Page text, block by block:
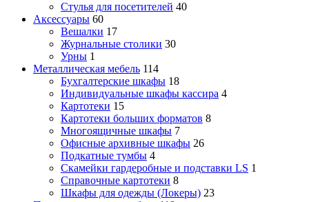
Стулья для посетителей 40
Аксессуары 60
Вешалки 17
Журнальные столики 30
Урны 1
Металлическая мебель 114
Бухгалтерские шкафы 18
Индивидуальные шкафы кассира 4
Картотеки 15
Картотеки больших форматов 8
Многоящичные шкафы 7
Офисные архивные шкафы 26
Подкатные тумбы 4
Скамейки гардеробные и подставки LS 1
Справочные картотеки 8
Шкафы для одежды (Локеры) 23